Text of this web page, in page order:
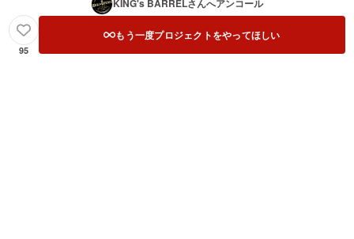
KING's BARRELさんへアンコール
95
もう一度プロジェクトをやってほしい